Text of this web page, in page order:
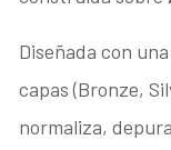
Diseñada con
capas (Bronze,
normaliza,